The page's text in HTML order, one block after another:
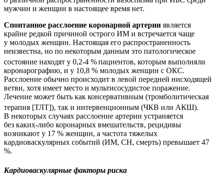
мужчин и женщин в настоящее время нет.
Спонтанное расслоение коронарной артерии является
крайне редкой причиной острого ИМ и встречается чаще
у молодых женщин. Настоящая его распространенность
неизвестна, но по некоторым данным это патологическое
состояние находят у 0,2-4 %пациентов, которым выполняли
коронарографию, и у 10,8 % молодых женщин с ОКС.
Расслоение обычно происходит в левой передней нисходящей
ветви, хотя имеет место и мультисосудистое поражение.
Лечение может быть как консервативным (тромболитическая
терапия [ТЛТ]), так и интервенционным (ЧКВ или АКШ).
В некоторых случаях расслоение артерии устраняется
без каких-либо коронарных вмешательств, рецидивы
возникают у 17 % женщин, а частота тяжелых
кардиоваскулярных событий (ИМ, СН, смерть) превышает 47
%.
Кардиоваскулярные факторы риска